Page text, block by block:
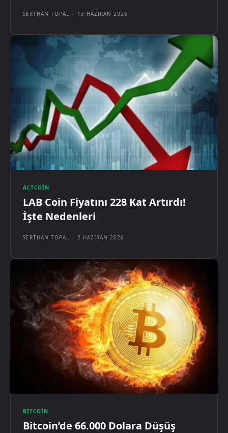
SERTHAN TOPAL - 13 HAZIRAN 2026
ALTCOIN
LAB Coin Fiyatını 228 Kat Artırdı!
İşte Nedenleri
SERTHAN TOPAL - 2 HAZIRAN 2026
BITCOIN
Bitcoin’de 66.000 Dolara Düşüş